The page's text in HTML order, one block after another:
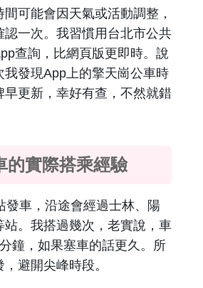
可能會因天氣或活動調整，
認一次。我習慣用台北市公共
查詢，比網頁版更即時。說
我發現App上的擎天崗公車時
早更新，幸好有查，不然就錯
的實際搭乘經驗
發車，沿途會經過士林、陽
站。我搭過幾次，老實說，車
鐘，如果塞車的話更久。所
避開尖峰時段。